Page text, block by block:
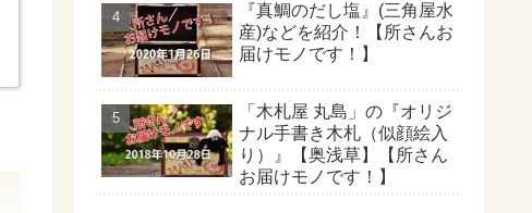
『真鯛のだし塩』(三角屋水
産)などを紹介！【所さんお
届けモノです！】
「木札屋 丸島」の『オリジ
ナル手書き木札（似顔絵入
り）』【奥浅草】【所さん
お届けモノです！】